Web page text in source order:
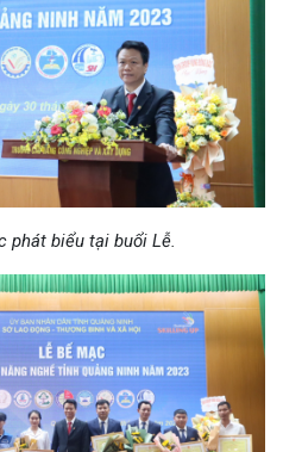
phát biểu tại buổi Lễ.